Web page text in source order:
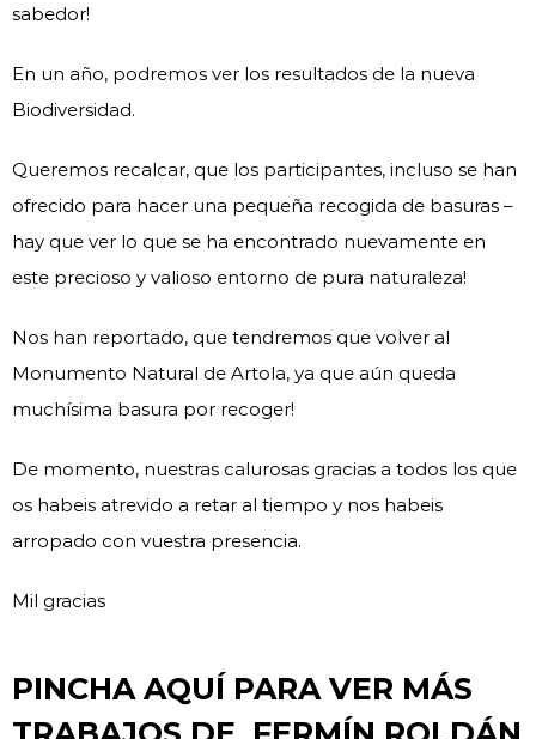
sabedor!
En un año, podremos ver los resultados de la nueva
Biodiversidad.
Queremos recalcar, que los participantes, incluso se han
ofrecido para hacer una pequeña recogida de basuras –
hay que ver lo que se ha encontrado nuevamente en
este precioso y valioso entorno de pura naturaleza!
Nos han reportado, que tendremos que volver al
Monumento Natural de Artola, ya que aún queda
muchísima basura por recoger!
De momento, nuestras calurosas gracias a todos los que
os habeis atrevido a retar al tiempo y nos habeis
arropado con vuestra presencia.
Mil gracias
PINCHA AQUÍ PARA VER MÁS